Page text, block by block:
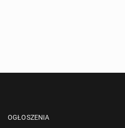
OGŁOSZENIA